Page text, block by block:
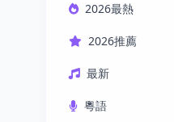
2026最熱
2026推薦
最新
粵語